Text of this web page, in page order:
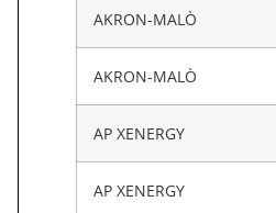
AKRON-MALÒ
AKRON-MALÒ
AP XENERGY
AP XENERGY